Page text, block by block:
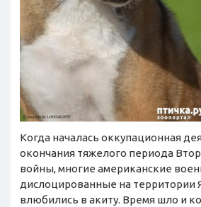
Когда началась оккупационная
окончания тяжелого периода
войны, многие американские
дислоцированные на территории
влюбились в акиту. Время шло и